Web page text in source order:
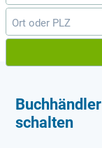
schalten